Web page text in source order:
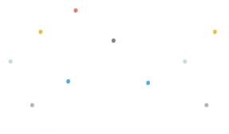
selengkapnya